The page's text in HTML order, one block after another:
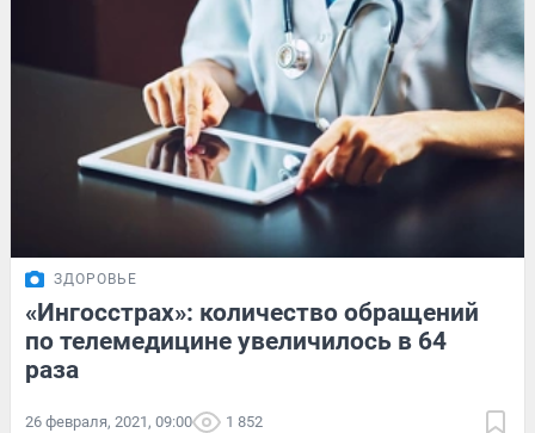
ЗДОРОВЬЕ
«Ингосстрах»: количество обращений
по телемедицине увеличилось в 64
раза
26 февраля, 2021, 09:00 1 852